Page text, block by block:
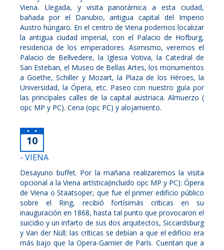
Viena. Llegada, y visita panorámica a esta ciudad,
bañada por el Danubio, antigua capital del Imperio
Austro húngaro. En el centro de Viena podemos localizar
la antigua ciudad imperial, con el Palacio de Hofburg,
residencia de los emperadores. Asimismo, veremos el
Palacio de Bellvedere, la Iglesia Votiva, la Catedral de
San Esteban, el Museo de Bellas Artes, los monumentos
a Goethe, Schiller y Mozart, la Plaza de los Héroes, la
Universidad, la Ópera, etc. Paseo con nuestro guía por
las principales calles de la capital austriaca. Almuerzo (
opc MP y PC). Cena (opc PC) y alojamiento.
10
- VIENA
Desayuno buffet. Por la mañana realizaremos la visita
opcional a la Viena artística(incluido opc MP y PC): Ópera
de Viena o Staatsoper, que fue el primer edificio público
sobre el Ring, recibió fortísimás críticas en su
inauguración en 1868, hasta tal punto que provocaron el
suicidio y un infarto de sus dos arquitectos, Siccardsburg
y Van der Nüll; las críticas se debían a que el edificio era
más bajo que la Opera-Garnier de París. Cuentan que a